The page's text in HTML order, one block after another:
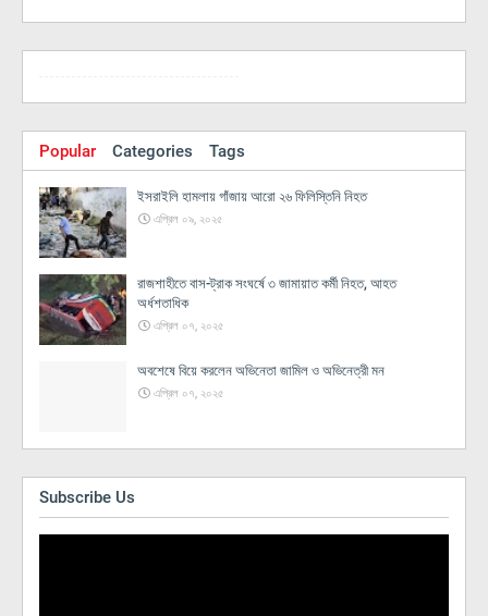
Popular Categories Tags
ইসরাইলি হামলায় গাঁজায় আরো ২৬ ফিলিস্তিনি নিহত
এপ্রিল ০৯, ২০২৫
রাজশাহীতে বাস-ট্রাক সংঘর্ষে ৩ জামায়াত কর্মী নিহত, আহত
অর্ধশতাধিক
এপ্রিল ০৭, ২০২৫
অবশেষে বিয়ে করলেন অভিনেতা জামিল ও অভিনেত্রী মন
এপ্রিল ০৭, ২০২৫
Subscribe Us